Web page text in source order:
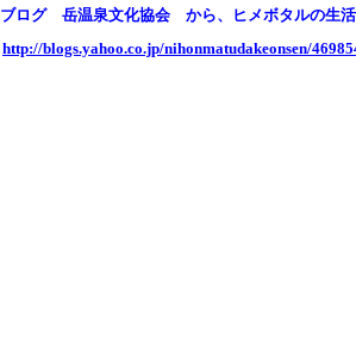
ブログ 岳温泉文化協会 から、ヒメボタルの生活
http://blogs.yahoo.co.jp/nihonmatudakeonsen/